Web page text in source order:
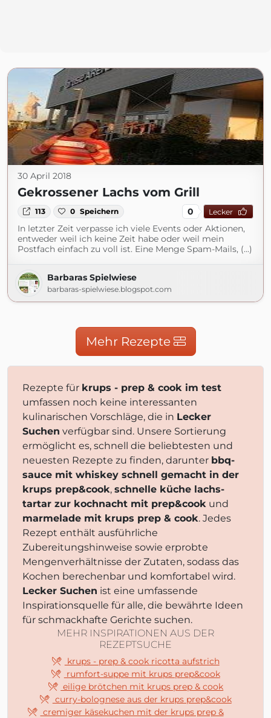
30 April 2018
Gekrossener Lachs vom Grill
113 0 Speichern 0 Lecker
In letzter Zeit verpasse ich viele Events oder Aktionen,
entweder weil ich keine Zeit habe oder weil mein
Postfach einfach zu voll ist. Eine Menge Spam-Mails, (...)
Barbaras Spielwiese
barbaras-spielwiese.blogspot.com
Mehr Rezepte
Rezepte für krups - prep & cook im test
umfassen noch keine interessanten
kulinarischen Vorschläge, die in Lecker
Suchen verfügbar sind. Unsere Sortierung
ermöglicht es, schnell die beliebtesten und
neuesten Rezepte zu finden, darunter bbq-
sauce mit whiskey schnell gemacht in der
krups prep&cook, schnelle küche lachs-
tartar zur kochnacht mit prep&cook und
marmelade mit krups prep & cook. Jedes
Rezept enthält ausführliche
Zubereitungshinweise sowie erprobte
Mengenverhältnisse der Zutaten, sodass das
Kochen berechenbar und komfortabel wird.
Lecker Suchen ist eine umfassende
Inspirationsquelle für alle, die bewährte Ideen
für schmackhafte Gerichte suchen.
MEHR INSPIRATIONEN AUS DER
REZEPTSUCHE
krups - prep & cook ricotta aufstrich
rumfort-suppe mit krups prep&cook
eilige brötchen mit krups prep & cook
curry-bolognese aus der krups prep&cook
cremiger käsekuchen mit der krups prep &